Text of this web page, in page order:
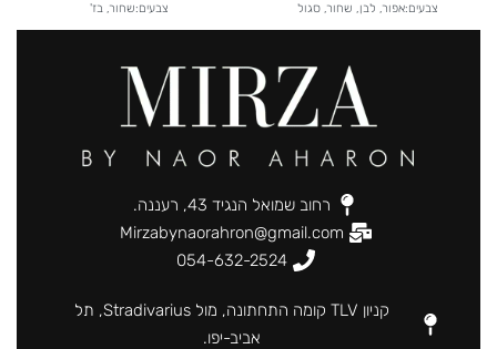
צבעים:אפור, לבן, שחור, סגול צבעים:שחור, בז'
רחוב שמואל הנגיד 43, רעננה.
Mirzabynaorahron@gmail.com
054-632-2524
קניון TLV קומה התחתונה, מול Stradivarius, תל
אביב-יפו.